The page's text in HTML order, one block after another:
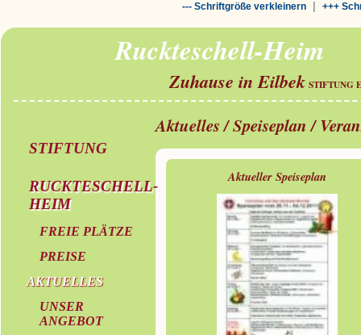
--- Schriftgröße verkleinern| +++
Ruckteschell-Heim
Zuhause in Eilbek STIFTUNG
STIFTUNG
RUCKTESCHELL-
HEIM
FREIE PLÄTZE
PREISE
AKTUELLES
UNSER
ANGEBOT
Aktuelles / Speiseplan /
Aktueller Speiseplan